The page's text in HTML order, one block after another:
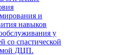
и
навыков
у
со спастической
ДЦП.